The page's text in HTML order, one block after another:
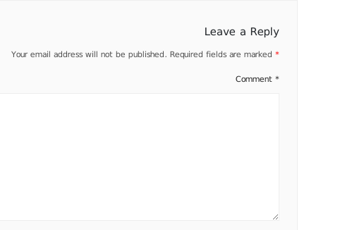
Leave a Reply
Your email address will not be published. Required fields are marked *
Comment *